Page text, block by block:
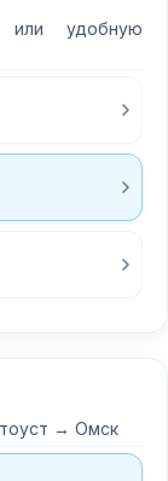
удобную
→ Омск